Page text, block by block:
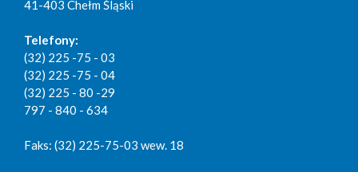
41-403 Chełm Śląski
Telefony:
(32) 225 -75 - 03
(32) 225 -75 - 04
(32) 225 - 80 -29
797 - 840 - 634
Faks: (32) 225-75-03 wew. 18